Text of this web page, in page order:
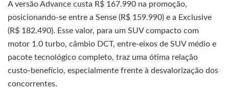
A versão Advance custa R$ 167.990 na promoção,
posicionando-se entre a Sense (R$ 159.990) e a Exclusive
(R$ 182.490). Esse valor, para um SUV compacto com
motor 1.0 turbo, câmbio DCT, entre-eixos de SUV médio e
pacote tecnológico completo, traz uma ótima relação
custo-benefício, especialmente frente à desvalorização dos
concorrentes.